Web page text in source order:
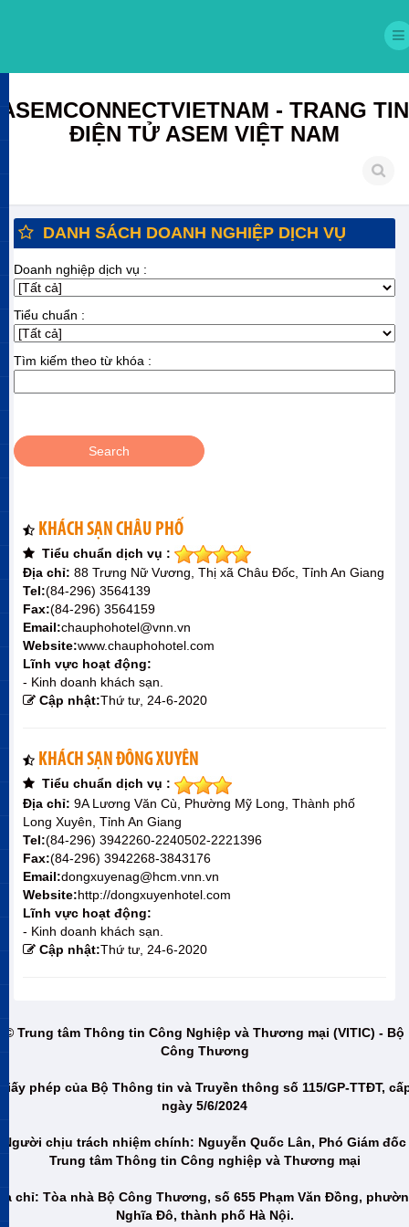
ASEMCONNECTVIETNAM - TRANG TIN
ĐIỆN TỬ ASEM VIỆT NAM
DANH SÁCH DOANH NGHIỆP DỊCH VỤ
Doanh nghiệp dịch vụ :
Tiểu chuẩn :
Tìm kiếm theo từ khóa :
KHÁCH SẠN CHÂU PHỐ
Tiểu chuẩn dịch vụ :
Địa chỉ: 88 Trưng Nữ Vương, Thị xã Châu Đốc, Tỉnh An Giang
Tel:(84-296) 3564139
Fax:(84-296) 3564159
Email:chauphohotel@vnn.vn
Website:www.chauphohotel.com
Lĩnh vực hoạt động:
- Kinh doanh khách sạn.
Cập nhật:Thứ tư, 24-6-2020
KHÁCH SẠN ĐÔNG XUYÊN
Tiểu chuẩn dịch vụ :
Địa chỉ: 9A Lương Văn Cù, Phường Mỹ Long, Thành phố
Long Xuyên, Tỉnh An Giang
Tel:(84-296) 3942260-2240502-2221396
Fax:(84-296) 3942268-3843176
Email:dongxuyenag@hcm.vnn.vn
Website:http://dongxuyenhotel.com
Lĩnh vực hoạt động:
- Kinh doanh khách sạn.
Cập nhật:Thứ tư, 24-6-2020
© Trung tâm Thông tin Công Nghiệp và Thương mại (VITIC) - Bộ
Công Thương
phép của Bộ Thông tin và Truyền thông số 115/GP-TTĐT,
ngày 5/6/2024
Người chịu trách nhiệm chính: Nguyễn Quốc Lân, Phó Giám đốc
Trung tâm Thông tin Công nghiệp và Thương mại
chỉ: Tòa nhà Bộ Công Thương, số 655 Phạm Văn Đồng,
Nghĩa Đô, thành phố Hà Nội.